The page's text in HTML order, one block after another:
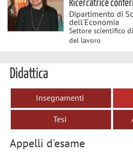
Ricercatrice
Dipartimento di
dell'Economia
Settore scientifico
del lavoro
Didattica
Insegnamenti
Tesi
Appelli d'esame